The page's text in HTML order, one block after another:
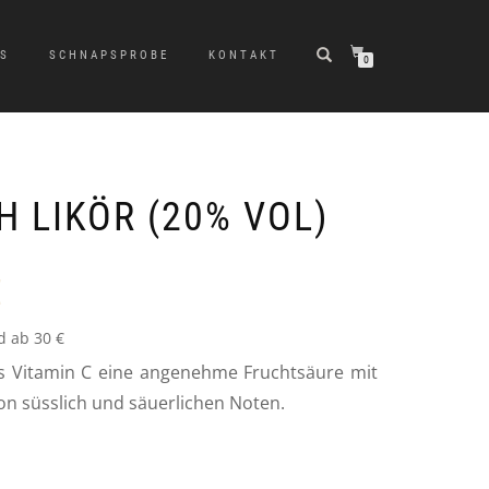
SCHNAPSPROBE KONTAKT 0
LIKÖR (20% VOL)
ab 30 €
C eine angenehme Fruchtsäure mit
süsslich und säuerlichen Noten.